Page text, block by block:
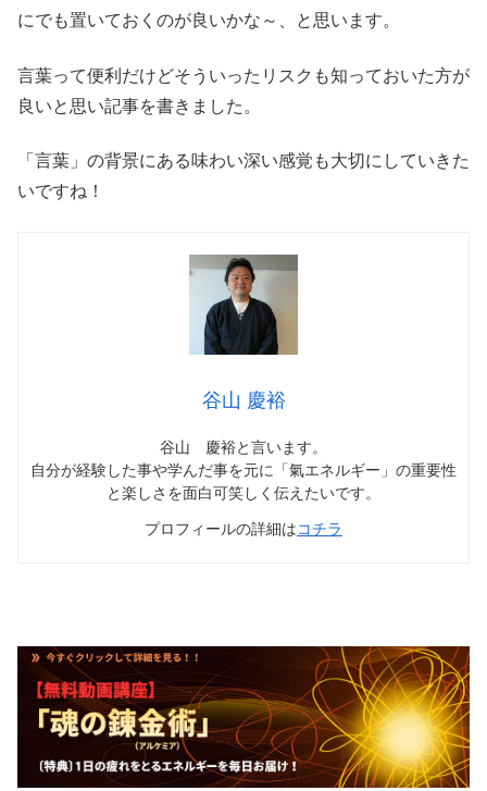
にでも置いておくのが良いかな～、と思います。
言葉って便利だけどそういったリスクも知っておいた方が
良いと思い記事を書きました。
「言葉」の背景にある味わい深い感覚も大切にしていきた
いですね！
谷山 慶裕
谷山 慶裕と言います。
自分が経験した事や学んだ事を元に「氣エネルギー」の重要性
と楽しさを面白可笑しく伝えたいです。
プロフィールの詳細はコチラ